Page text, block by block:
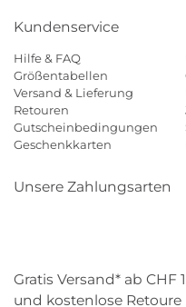
Kundenservice
Hilfe & FAQ
Größentabellen
Versand & Lieferung
Retouren
Gutscheinbedingungen
Geschenkkarten
Unsere Zahlungsarten
Gratis Versand* ab CHF
und kostenlose Retoure